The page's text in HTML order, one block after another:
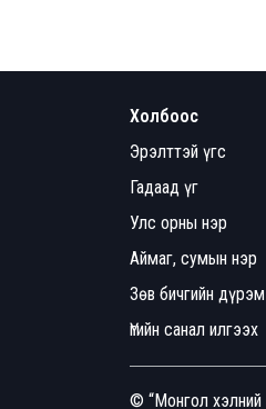
Холбоос
Эрэлттэй үгс
Гадаад үг
Улс орны нэр
Аймаг, сумын нэр
Зөв бичгийн дүрэм
Үгийн санал илгээх
© “Монгол хэлний